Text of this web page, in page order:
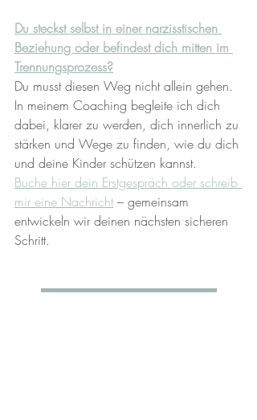
Du steckst selbst in einer narzisstischen
Beziehung oder befindest dich mitten im
Trennungsprozess?
Du musst diesen Weg nicht allein gehen.
In meinem Coaching begleite ich dich
dabei, klarer zu werden, dich innerlich zu
stärken und Wege zu finden, wie du dich
und deine Kinder schützen kannst.
Buche hier dein Erstgespräch oder schreib
mir eine Nachricht – gemeinsam
entwickeln wir deinen nächsten sicheren
Schritt.